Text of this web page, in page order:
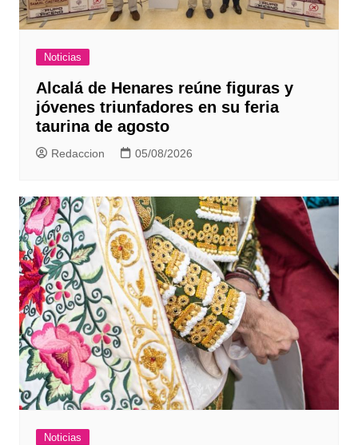
Noticias
Alcalá de Henares reúne figuras y
jóvenes triunfadores en su feria
taurina de agosto
Redaccion 05/08/2026
Noticias